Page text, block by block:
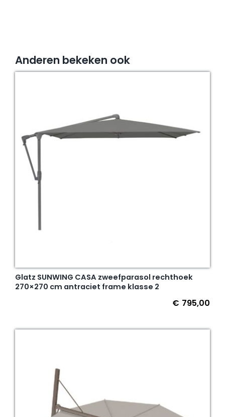
Anderen bekeken ook
Glatz SUNWING CASA zweefparasol rechthoek
270×270 cm antraciet frame klasse 2
€ 795,00